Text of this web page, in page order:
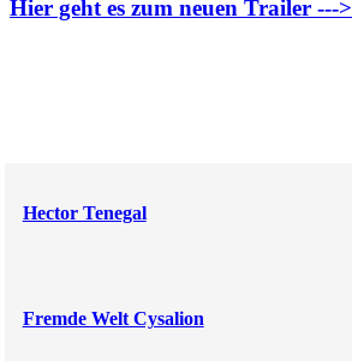
Hier geht es zum neuen Trailer --->
Hector Tenegal
Fremde Welt Cysalion